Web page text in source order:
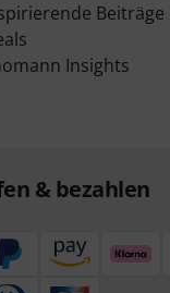
Beiträge
Insights
& bezahlen